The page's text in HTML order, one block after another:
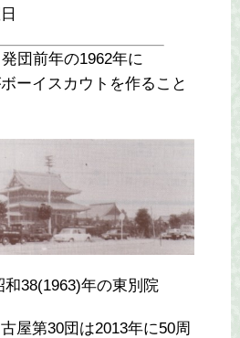
団前年の1962年に
ーイスカウトを作ること
38(1963)年の東別院
屋第30団は2013年に50周